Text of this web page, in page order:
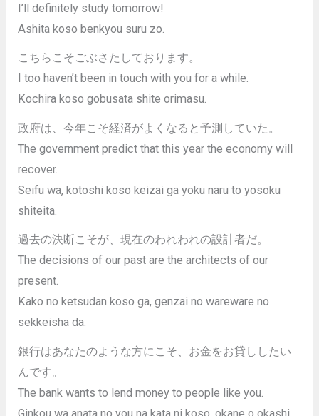
I’ll definitely study tomorrow!
Ashita koso benkyou suru zo.
こちらこそごぶさたしております。
I too haven’t been in touch with you for a while.
Kochira koso gobusata shite orimasu.
政府は、今年こそ経済がよくなると予測していた。
The government predict that this year the economy will
recover.
Seifu wa, kotoshi koso keizai ga yoku naru to yosoku
shiteita.
過去の決断こそが、現在のわれわれの設計者だ。
The decisions of our past are the architects of our
present.
Kako no ketsudan koso ga, genzai no wareware no
sekkeisha da.
銀行はあなたのような方にこそ、お金をお貸ししたい
んです。
The bank wants to lend money to people like you.